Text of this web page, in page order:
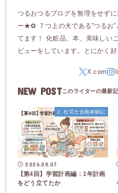
つるおつるブログを無理をせず
ー★✿ ７つ上の夫である”つるお”
てます！ 化粧品、本、美味しい
ビューをしています。とにかく
NEW POST
2. 社労士合格体験記
2026.08.07
【第4回】学習計画編：1年計画
をどう立てたか